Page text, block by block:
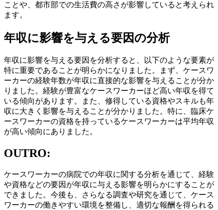
ことや、都市部での生活費の高さが影響していると考えられ
ます。
年収に影響を与える要因の分析
年収に影響を与える要因を分析すると、以下のような要素が
特に重要であることが明らかになりました。まず、ケースワ
ーカーの経験年数が年収に直接的な影響を与えることが分か
りました。経験が豊富なケースワーカーほど高い年収を得て
いる傾向があります。また、修得している資格やスキルも年
収に大きく影響を与えることが分かりました。特に、臨床ケ
ースワーカーの資格を持っているケースワーカーは平均年収
が高い傾向にありました。
OUTRO:
ケースワーカーの病院での年収に関する分析を通じて、経験
や資格などの要因が年収に与える影響を明らかにすることが
できました。今後も、さらなる調査や研究を通じて、ケース
ワーカーの働きやすい環境を整備し、適切な報酬を得られる